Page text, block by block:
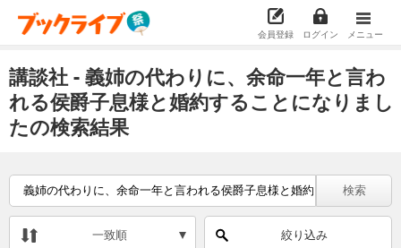
会員登録 ログイン メニュー
講談社 - 義姉の代わりに、余命一年と言わ
れる侯爵子息様と婚約することになりまし
たの検索結果
検索
一致順 絞り込み